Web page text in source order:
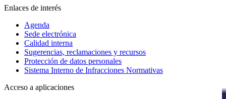
Enlaces de interés
Agenda
Sede electrónica
Calidad interna
Sugerencias, reclamaciones y recursos
Protección de datos personales
Sistema Interno de Infracciones Normativas
Acceso a aplicaciones